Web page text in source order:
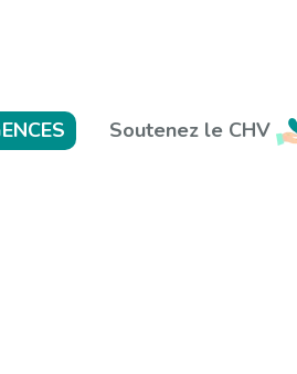
Soutenez le CHV